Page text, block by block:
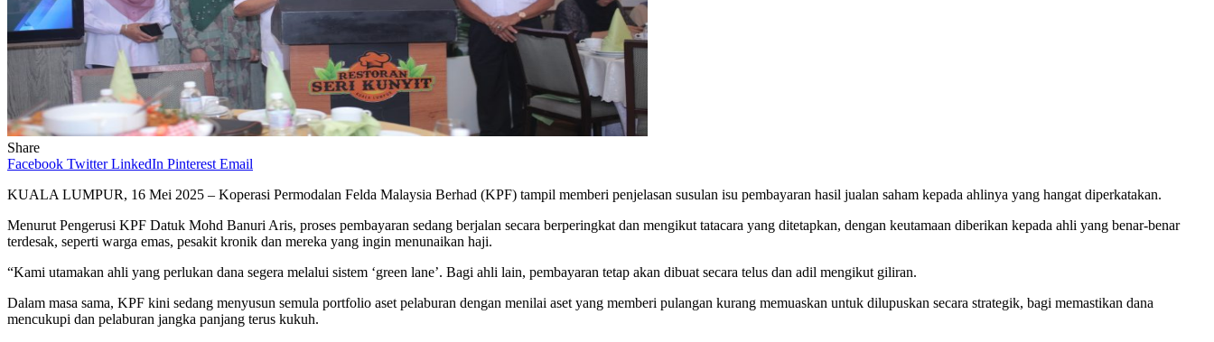
Share
Facebook Twitter LinkedIn Pinterest Email
KUALA LUMPUR, 16 Mei 2025 – Koperasi Permodalan Felda Malaysia Berhad (KPF) tampil memberi penjelasan susulan isu pembayaran hasil jualan saham kepada ahlinya yang hangat diperkatakan.
Menurut Pengerusi KPF Datuk Mohd Banuri Aris, proses pembayaran sedang berjalan secara berperingkat dan mengikut tatacara yang ditetapkan, dengan keutamaan diberikan kepada ahli yang benar-benar
terdesak, seperti warga emas, pesakit kronik dan mereka yang ingin menunaikan haji.
“Kami utamakan ahli yang perlukan dana segera melalui sistem ‘green lane’. Bagi ahli lain, pembayaran tetap akan dibuat secara telus dan adil mengikut giliran.
Dalam masa sama, KPF kini sedang menyusun semula portfolio aset pelaburan dengan menilai aset yang memberi pulangan kurang memuaskan untuk dilupuskan secara strategik, bagi memastikan dana
mencukupi dan pelaburan jangka panjang terus kukuh.